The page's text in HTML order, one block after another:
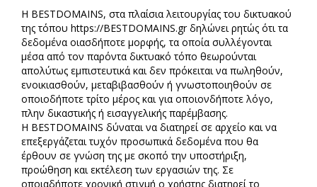
Η BESTDOMAINS, στα πλαίσια λειτουργίας του δικτυακού
της τόπου https://BESTDOMAINS.gr δηλώνει ρητώς ότι τα
δεδομένα οιασδήποτε μορφής, τα οποία συλλέγονται
μέσα από τον παρόντα δικτυακό τόπο θεωρούνται
απολύτως εμπιστευτικά και δεν πρόκειται να πωληθούν,
ενοικιασθούν, μεταβιβασθούν ή γνωστοποιηθούν σε
οποιοδήποτε τρίτο μέρος και για οποιονδήποτε λόγο,
πλην δικαστικής ή εισαγγελικής παρέμβασης.
Η BESTDOMAINS δύναται να διατηρεί σε αρχείο και να
επεξεργάζεται τυχόν προσωπικά δεδομένα που θα
έρθουν σε γνώση της με σκοπό την υποστήριξη,
προώθηση και εκτέλεση των εργασιών της. Σε
οποιαδήποτε χρονική στιγμή ο χρήστης διατηρεί το